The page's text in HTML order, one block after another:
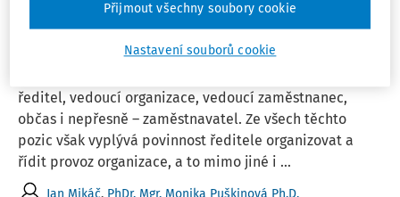
PRACOVNÍ SITUACE
Právní předpisy a směrnice školy
ředitel, vedoucí organizace, vedoucí zaměstnanec,
občas i nepřesně – zaměstnavatel. Ze všech těchto
pozic však vyplývá povinnost ředitele organizovat a
řídit provoz organizace, a to mimo jiné i ...
Jan Mikáč, PhDr. Mgr. Monika Puškinová Ph.D.
Nastavení souborů cookie
Přijmout všechny soubory cookie